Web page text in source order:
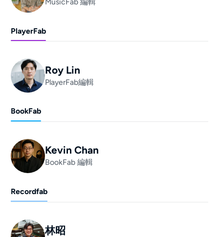
PlayerFab
Roy Lin
PlayerFab編輯
BookFab
Kevin Chan
BookFab 編輯
Recordfab
林昭